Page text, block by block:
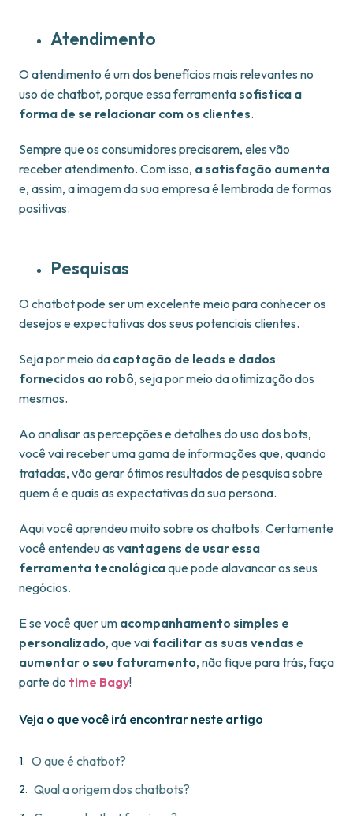
Atendimento
O atendimento é um dos benefícios mais relevantes no
uso de chatbot, porque essa ferramentasofistica a
forma de se relacionar com os clientes.
Sempre que os consumidores precisarem, eles vão
receber atendimento. Com isso, a satisfação aumenta
e, assim, a imagem da sua empresa é lembrada de formas
positivas.
Pesquisas
O chatbot pode ser um excelente meio para conhecer os
desejos e expectativas dos seus potenciais clientes.
Seja por meio da captação de leads e dados
fornecidos ao robô, seja por meio da otimização dos
mesmos.
Ao analisar as percepções e detalhes do uso dos bots,
você vai receber uma gama de informações que, quando
tratadas, vão gerar ótimos resultados de pesquisa sobre
quem é e quais as expectativas da sua persona.
Aqui você aprendeu muito sobre os chatbots. Certamente
você entendeu as vantagens de usar essa
ferramenta tecnológicaque pode alavancar os seus
negócios.
E se você quer um acompanhamento simples e
personalizado, que vai facilitar as suas vendas e
aumentar o seu faturamento, não fique para trás, faça
parte do time Bagy!
Veja o que você irá encontrar neste artigo
O que é chatbot?
Qual a origem dos chatbots?